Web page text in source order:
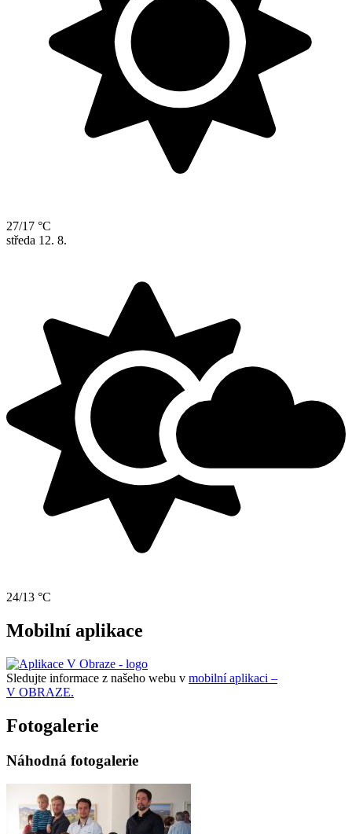
27/17 °C
středa 12. 8.
24/13 °C
Mobilní aplikace
Sledujte informace z našeho webu v mobilní aplikaci –
V OBRAZE.
Fotogalerie
Náhodná fotogalerie